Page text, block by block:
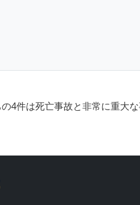
4件は死亡事故と非常に重大